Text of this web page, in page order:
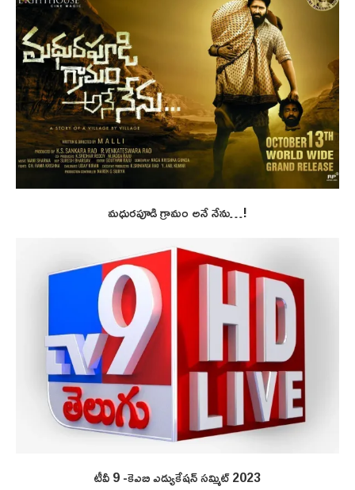
మధురపూడి గ్రామం అనే నేను…!
టీవీ 9 -కెఎబి ఎడ్యుకేషన్ సమ్మిట్ 2023